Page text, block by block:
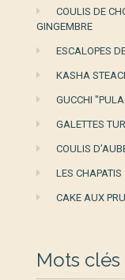
COULIS DE
GINGEMBRE
ESCALOPES
KASHA
GUCCHI
GALETTES
COULIS
LES CHAPATIS
CAKE AUX
Mots clés